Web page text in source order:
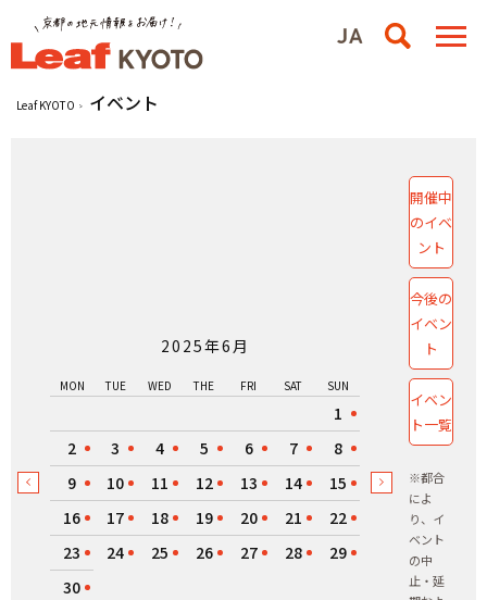
Leaf KYOTO イベント
2025年6月
MON TUE WED THE FRI SAT SUN
1
2
3 4 5 6 7
8
9
10 11 12 13 14
15
16
17 18 19 20 21
22
23
24 25 26 27 28
29
30
開催中
のイベ
ント
今後の
イベン
ト
イベン
ト一覧
※都合
によ
り、イ
ベント
の中
止・延